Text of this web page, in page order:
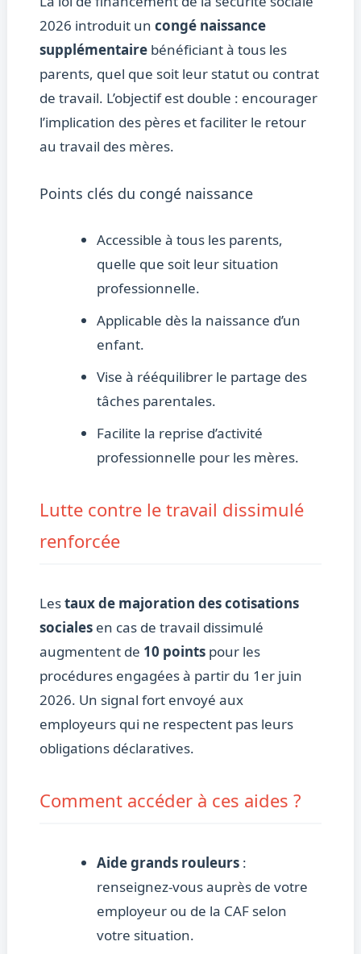
2026 introduit un congé naissance
supplémentairebénéficiant à tous les
parents, quel que soit leur statut ou contrat
de travail. L’objectif est double : encourager
l’implication des pères et faciliter le retour
au travail des mères.
Points clés du congé naissance
Accessible à tous les parents,
quelle que soit leur situation
professionnelle.
Applicable dès la naissance d’un
enfant.
Vise à rééquilibrer le partage des
tâches parentales.
Facilite la reprise d’activité
professionnelle pour les mères.
Lutte contre le travail dissimulé
renforcée
Lestaux de majoration des cotisations
socialesen cas de travail dissimulé
augmentent de 10 pointspour les
procédures engagées à partir du 1er juin
2026. Un signal fort envoyé aux
employeurs qui ne respectent pas leurs
obligations déclaratives.
Comment accéder à ces aides ?
Aide grands rouleurs:
renseignez-vous auprès de votre
employeur ou de la CAF selon
votre situation.